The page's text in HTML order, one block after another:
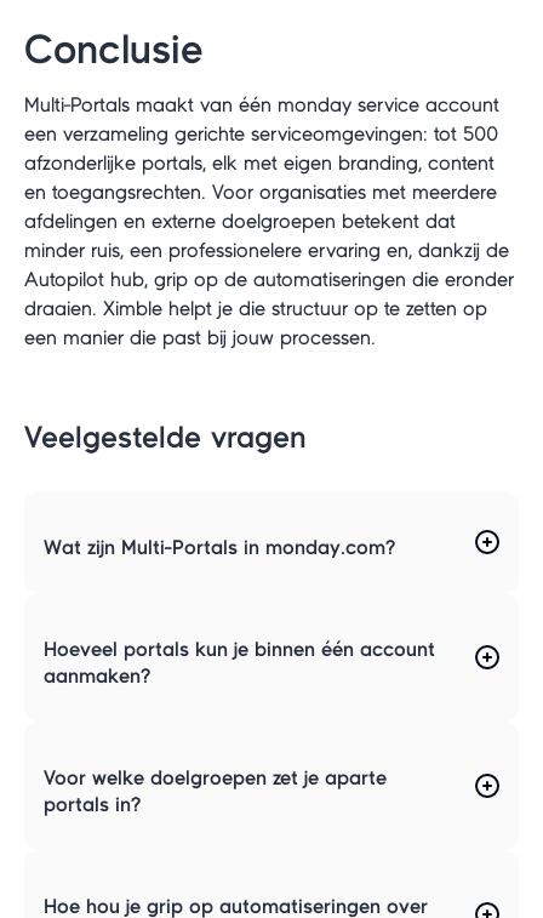
Conclusie
Multi-Portals maakt van één monday service account
een verzameling gerichte serviceomgevingen: tot 500
afzonderlijke portals, elk met eigen branding, content
en toegangsrechten. Voor organisaties met meerdere
afdelingen en externe doelgroepen betekent dat
minder ruis, een professionelere ervaring en, dankzij de
Autopilot hub, grip op de automatiseringen die eronder
draaien. Ximble helpt je die structuur op te zetten op
een manier die past bij jouw processen.
Veelgestelde vragen
Wat zijn Multi-Portals in monday.com?
Hoeveel portals kun je binnen één account
aanmaken?
Voor welke doelgroepen zet je aparte
portals in?
Hoe hou je grip op automatiseringen over